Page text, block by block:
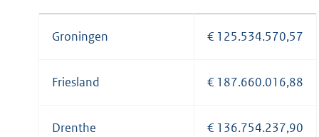
Groningen € 125.534.570,57
Friesland € 187.660.016,88
Drenthe € 136.754.237,90